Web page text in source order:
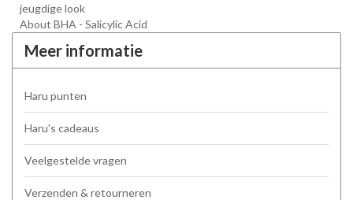
jeugdige look
About BHA - Salicylic Acid
Meer informatie
Haru punten
Haru's cadeaus
Veelgestelde vragen
Verzenden & retourneren